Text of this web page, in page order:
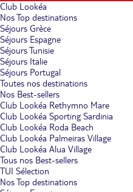
Club Lookéa
Nos Top destinations
Séjours Grèce
Séjours Espagne
Séjours Tunisie
Séjours Italie
Séjours Portugal
Toutes nos destinations
Nos Best-sellers
Club Lookéa Rethymno Mare
Club Lookéa Sporting Sardinia
Club Lookéa Roda Beach
Club Lookéa Palmeiras Village
Club Lookéa Alua Village
Tous nos Best-sellers
TUI Sélection
Nos Top destinations